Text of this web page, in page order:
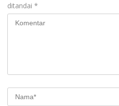
ditandai *